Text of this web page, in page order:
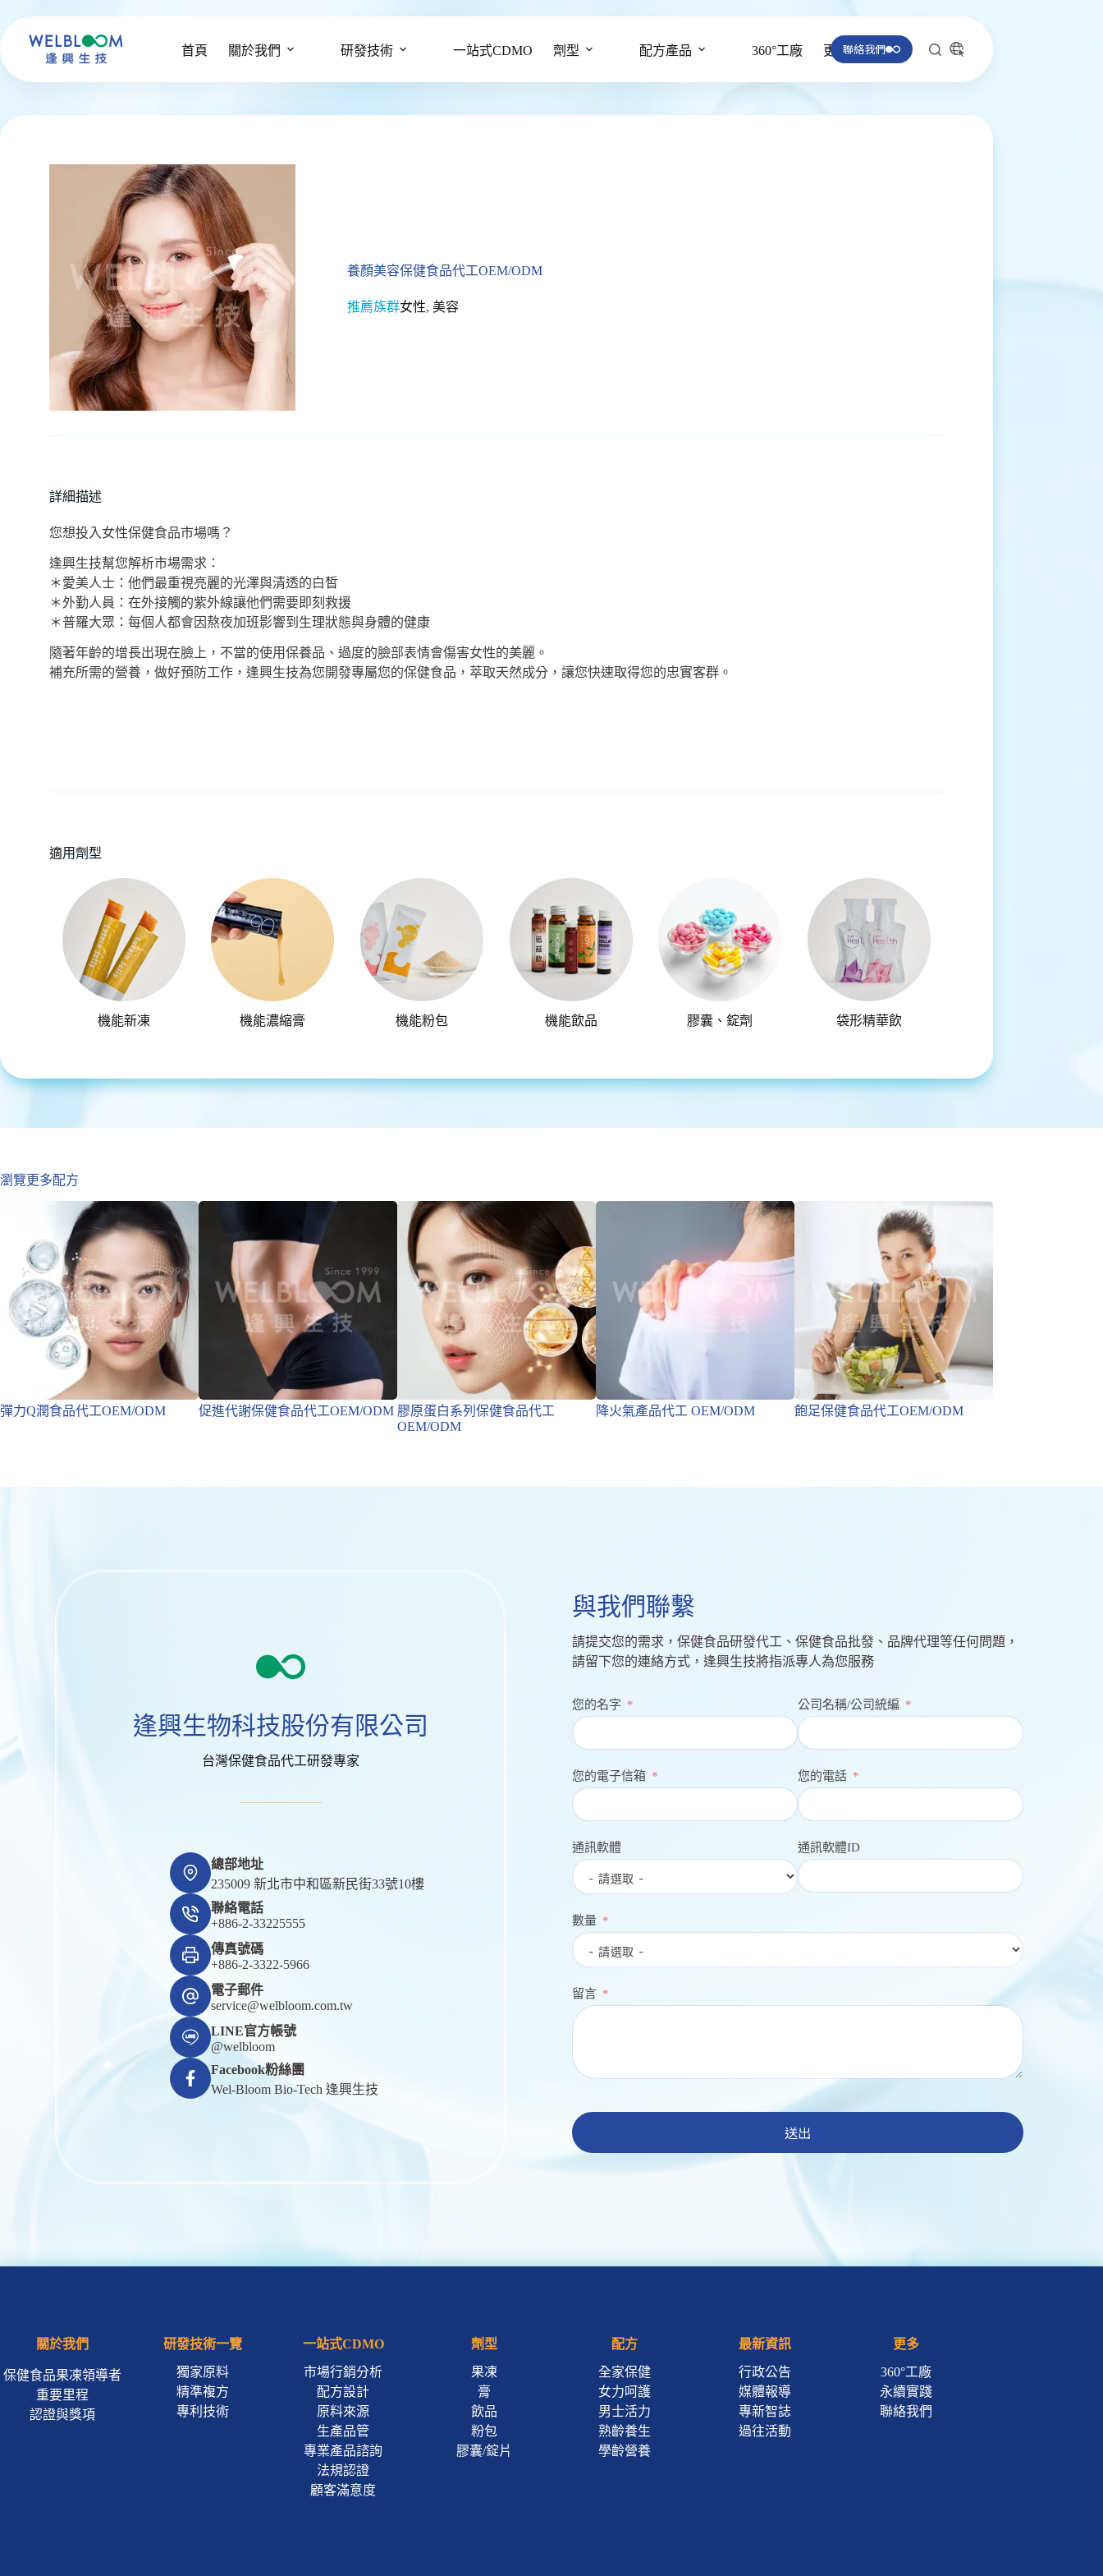
至
要
首頁 關於我們 研發技術 一站式CDMO 劑型 配方產品 360°工廠 更多聯絡我們
養顏美容保健食品代工OEM/ODM
推薦族群女性,美容
詳細描述
您想投入女性保健食品市場嗎？
逢興生技幫您解析市場需求：
＊愛美人士：他們最重視亮麗的光澤與清透的白皙
＊外勤人員：在外接觸的紫外線讓他們需要即刻救援
＊普羅大眾：每個人都會因熬夜加班影響到生理狀態與身體的健康
隨著年齡的增長出現在臉上，不當的使用保養品、過度的臉部表情會傷害女性的美麗。
補充所需的營養，做好預防工作，逢興生技為您開發專屬您的保健食品，萃取天然成分，讓您快速取得您的忠實客群。
適用劑型
機能新凍 機能濃縮膏 機能粉包 機能飲品 膠囊、錠劑 袋形精華飲
瀏覽更多配方
彈力Q潤食品代工OEM/ODM 促進代謝保健食品代工OEM/ODM 膠原蛋白系列保健食品代工
OEM/ODM
降火氣產品代工 OEM/ODM 飽足保健食品代工OEM/ODM
逢興生物科技股份有限公司
台灣保健食品代工研發專家
總部地址
235009 新北市中和區新民街33號10樓
聯絡電話
+886-2-33225555
傳真號碼
+886-2-3322-5966
電子郵件
service@welbloom.com.tw
LINE官方帳號
@welbloom
Facebook粉絲團
Wel-Bloom Bio-Tech 逢興生技
與我們聯繫
請提交您的需求，保健食品研發代工、保健食品批發、品牌代理等任何問題，
請留下您的連絡方式，逢興生技將指派專人為您服務
您的名字 公司名稱/公司統編
您的電子信箱 您的電話
通訊軟體 通訊軟體ID
數量
留言
送出
關於我們
保健食品果凍領導者
重要里程
認證與獎項
研發技術一覽
獨家原料
精準複方
專利技術
一站式CDMO
市場行銷分析
配方設計
原料來源
生產品管
專業產品諮詢
法規認證
顧客滿意度
劑型
果凍
膏
飲品
粉包
膠囊/錠片
配方
全家保健
女力呵護
男士活力
熟齡養生
學齡營養
最新資訊
行政公告
媒體報導
專新智誌
過往活動
更多
360°工廠
永續實踐
聯絡我們